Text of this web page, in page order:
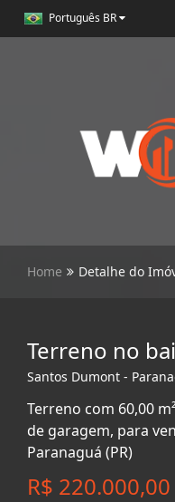
Português BR
Home Detalhe do
Terreno no
Santos Dumont -
Terreno com 60,00
de garagem, para
Paranaguá (PR)
R$ 220.000,00